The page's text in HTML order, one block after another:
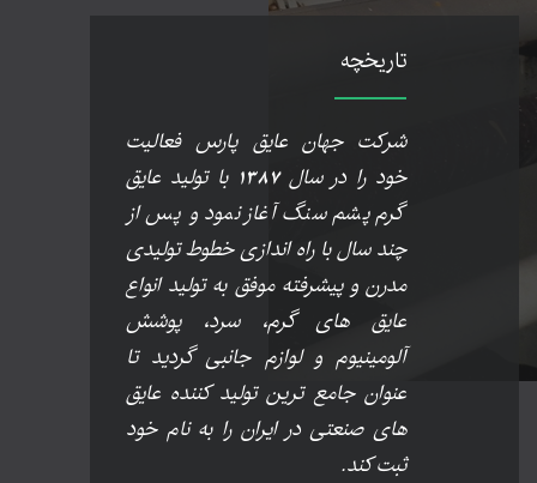
تاریخچه
شرکت جهان عایق پارس فعالیت
خود را در سال 1387 با تولید عایق
گرم پشم سنگ آغاز نمود و پس از
چند سال با راه اندازی خطوط تولیدی
مدرن و پیشرفته موفق به تولید انواع
عایق های گرم، سرد، پوشش
آلومینیوم و لوازم جانبی گردید تا
عنوان جامع ترین تولید کننده عایق
های صنعتی در ایران را به نام خود
ثبت کند.